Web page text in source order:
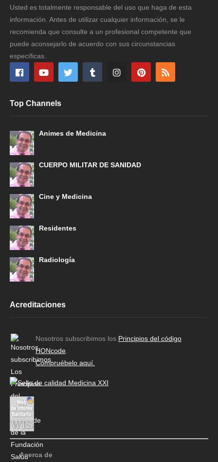
Usted es totalmente responsable del uso que haga de esta
información. Antes de utilizar cualquier información, se le
recomienda que consulte a un profesional competente que
puede aconsejarlo de acuerdo con sus circunstancias
específicas.
Top Channels
Animes de Medicina
CUERPO MILITAR DE SANIDAD
Cine y Medicina
Residentes
Radiología
Acreditaciones
Nosotros subscribimos los Principios del código
HONcode
Compruébelo aquí.
Acerca de